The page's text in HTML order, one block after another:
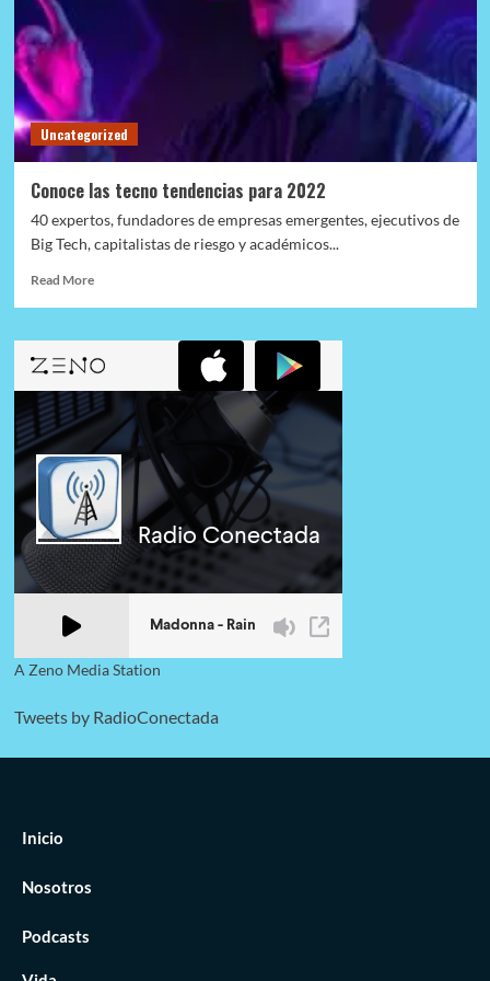
Uncategorized
Conoce las tecno tendencias para 2022
40 expertos, fundadores de empresas emergentes, ejecutivos de
Big Tech, capitalistas de riesgo y académicos...
Read MoreRead
Conoce
las
tendencias
para
2022
A Zeno Media Station
Tweets by RadioConectada
Inicio
Nosotros
Podcasts